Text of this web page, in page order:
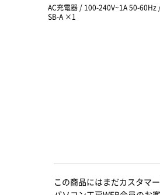
AC充電器 / 100-240V~1A 50-
SB-A ×1
この商品にはまだカスタマ